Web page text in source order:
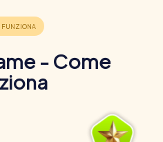
- Come